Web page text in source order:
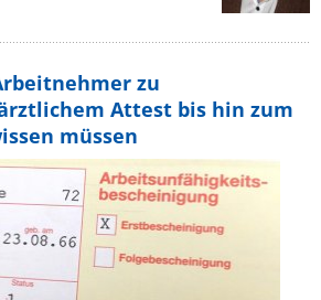
zu
Attest bis hin zum
müssen